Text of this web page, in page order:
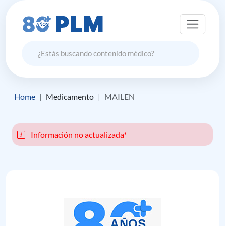
Home Medicamento MAILEN
Información no actualizada*